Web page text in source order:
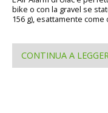
bike o con la gravel se
156 g), esattamente come
CONTINUA A